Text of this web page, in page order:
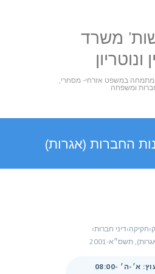
משרד
ונוטריון
במשפט אזרחי- מסחרי,
ומשפחה
החברות (אגרות)
›חקיקה›דיני חברות›
תשס״א-2001
זמינים לייעוץ: א׳-ה׳ 08:00-